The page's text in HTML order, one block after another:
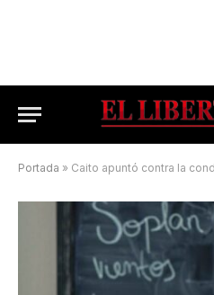
Portada » Caito apuntó contra la